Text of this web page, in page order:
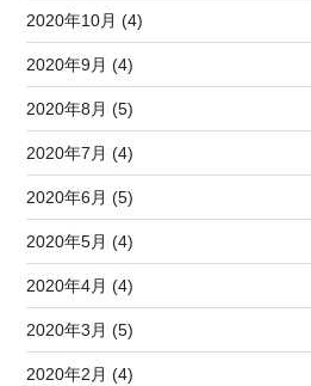
2020年10月 (4)
2020年9月 (4)
2020年8月 (5)
2020年7月 (4)
2020年6月 (5)
2020年5月 (4)
2020年4月 (4)
2020年3月 (5)
2020年2月 (4)